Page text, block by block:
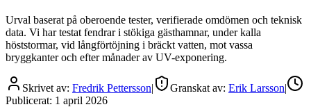
Urval baserat på oberoende tester, verifierade omdömen och teknisk
data. Vi har testat fendrar i stökiga gästhamnar, under kalla
höststormar, vid långförtöjning i bräckt vatten, mot vassa
bryggkanter och efter månader av UV-exponering.
Skrivet av: Fredrik Pettersson| Granskat av: Erik Larsson|
Publicerat: 1 april 2026